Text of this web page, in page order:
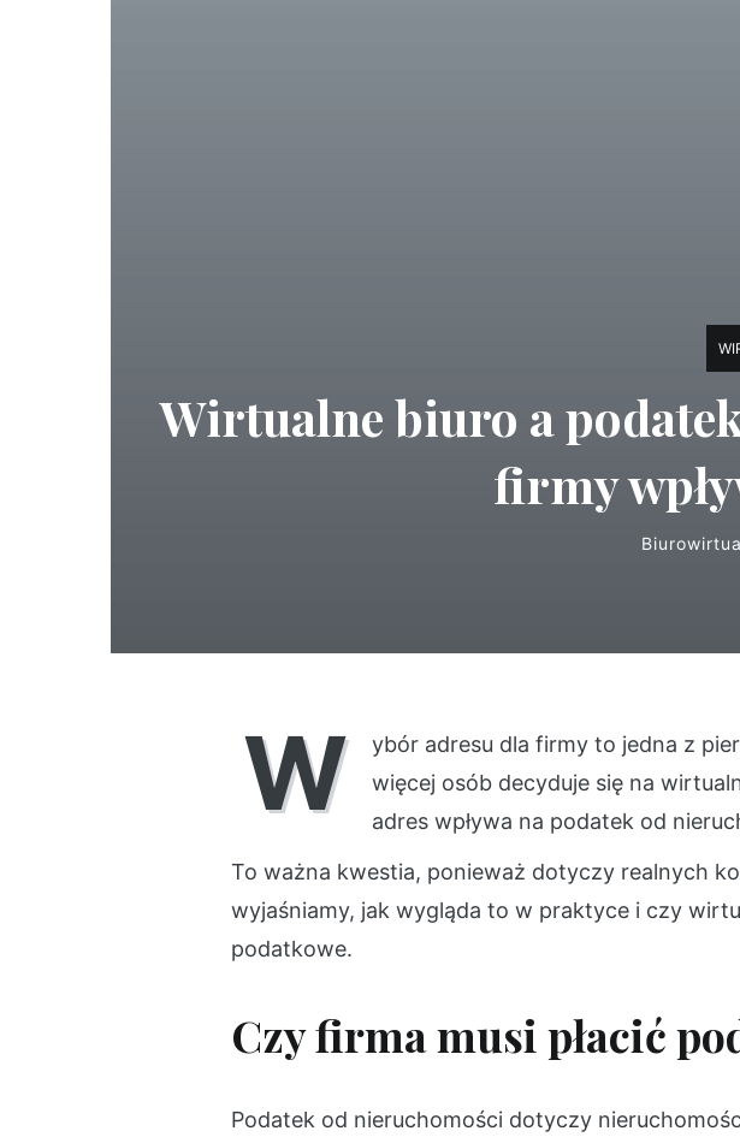
Wirtualne biuro a
firmy
W
ybór adresu dla firmy to jedna z
więcej osób decyduje się na
adres wpływa na podatek od
To ważna kwestia, ponieważ dotyczy realnych
wyjaśniamy, jak wygląda to w praktyce i czy
podatkowe.
Czy firma musi płacić
Podatek od nieruchomości dotyczy